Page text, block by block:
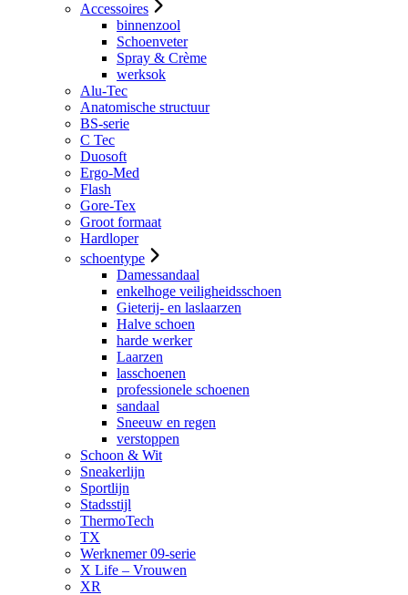
Accessoires
binnenzool
Schoenveter
Spray & Crème
werksok
Alu-Tec
Anatomische structuur
BS-serie
C Tec
Duosoft
Ergo-Med
Flash
Gore-Tex
Groot formaat
Hardloper
schoentype
Damessandaal
enkelhoge veiligheidsschoen
Gieterij- en laslaarzen
Halve schoen
harde werker
Laarzen
lasschoenen
professionele schoenen
sandaal
Sneeuw en regen
verstoppen
Schoon & Wit
Sneakerlijn
Sportlijn
Stadsstijl
ThermoTech
TX
Werknemer 09-serie
X Life – Vrouwen
XR